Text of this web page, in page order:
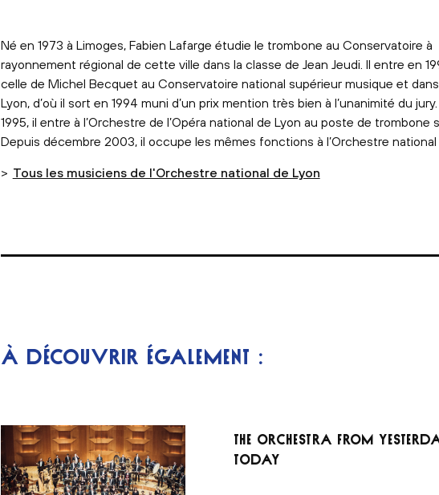
Né en 1973 à Limoges, Fabien Lafarge étudie le trombone au Conservatoire à
rayonnement régional de cette ville dans la classe de Jean Jeudi. Il entre en
celle de Michel Becquet au Conservatoire national supérieur musique et
Lyon, d’où il sort en 1994 muni d’un prix mention très bien à l’unanimité du
1995, il entre à l’Orchestre de l’Opéra national de Lyon au poste de trombone
Depuis décembre 2003, il occupe les mêmes fonctions à l’Orchestre national
> Tous les musiciens de l'Orchestre national de Lyon
À DÉCOUVRIR ÉGALEMENT :
The orchestra from
today